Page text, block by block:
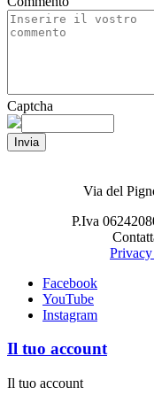
Captcha
Invia
Via del
P.Iva
Facebook
YouTube
Instagram
Il tuo account
Il tuo account